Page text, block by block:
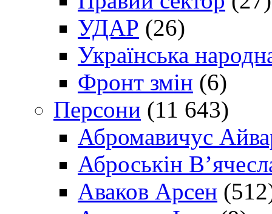
УДАР (26)
Українська
Фронт змін (6)
Персони (11 643)
Абромавичус
Аброськін
Аваков Арсен